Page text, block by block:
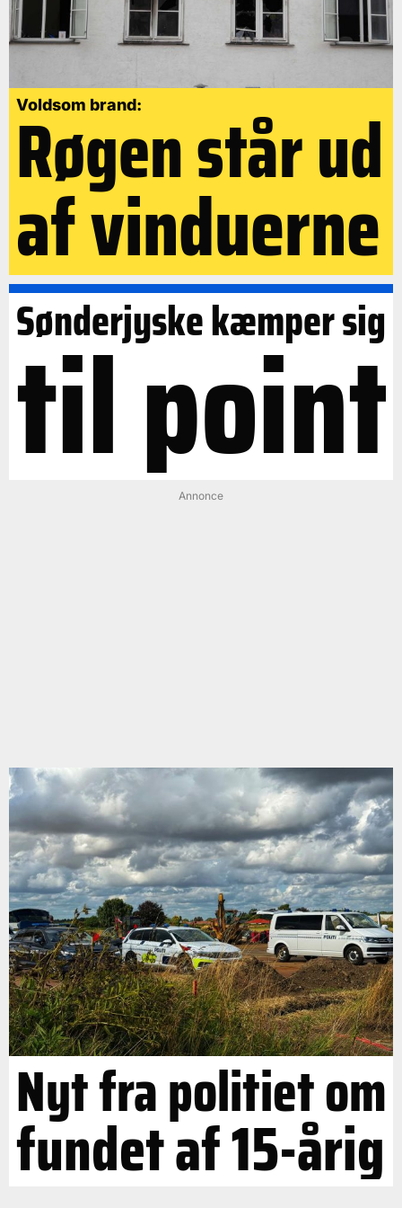
Voldsom brand:
Røgen står ud
af vinduerne
Sønderjyske kæmper sig
til point
Annonce
Nyt fra politiet om
fundet af 15-årig